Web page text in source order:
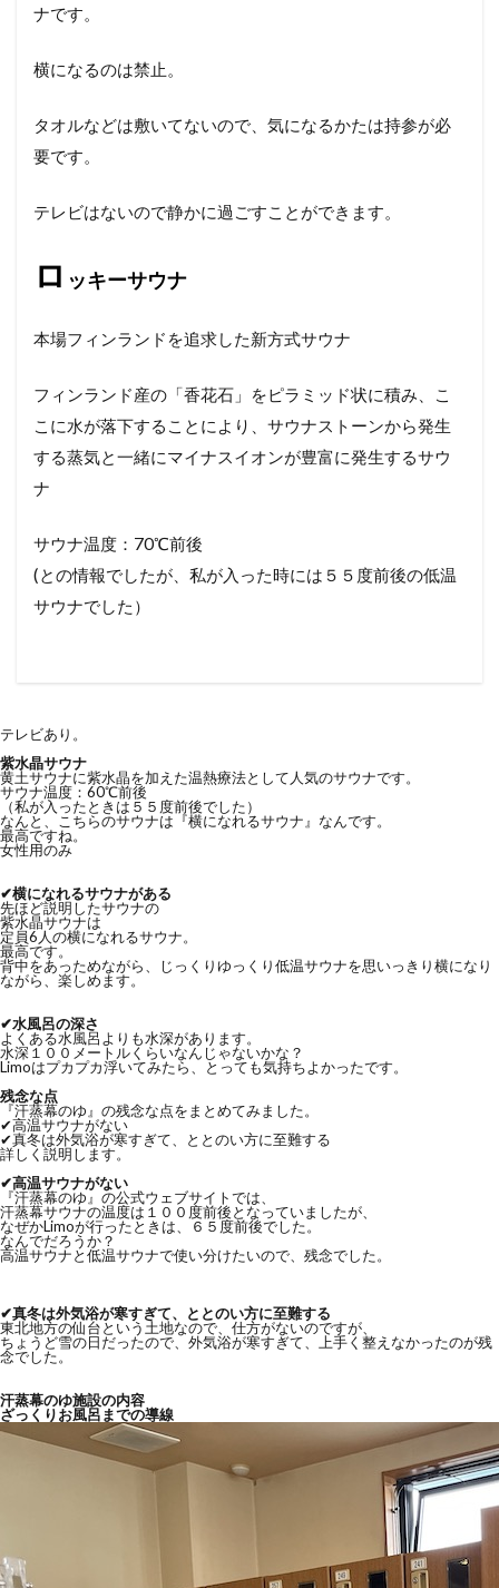
ナです。
横になるのは禁止。
タオルなどは敷いてないので、気になるかたは持参が必
要です。
テレビはないので静かに過ごすことができます。
ロ ッキーサウナ
本場フィンランドを追求した新方式サウナ
フィンランド産の「香花石」をピラミッド状に積み、こ
こに水が落下することにより、サウナストーンから発生
する蒸気と一緒にマイナスイオンが豊富に発生するサウ
ナ
サウナ温度：70℃前後
(との情報でしたが、私が入った時には５５度前後の低温
サウナでした）
テレビあり。
紫水晶サウナ
黄土サウナに紫水晶を加えた温熱療法として人気のサウナです。
サウナ温度：60℃前後
（私が入ったときは５５度前後でした）
なんと、こちらのサウナは『横になれるサウナ』なんです。
最高ですね。
女性用のみ
✔︎横になれるサウナがある
先ほど説明したサウナの
紫水晶サウナは
定員6人の横になれるサウナ。
最高です。
背中をあっためながら、じっくりゆっくり低温サウナを思いっきり横になり
ながら、楽しめます。
✔︎水風呂の深さ
よくある水風呂よりも水深があります。
水深１００メートルくらいなんじゃないかな？
Limoはプカプカ浮いてみたら、とっても気持ちよかったです。
残念な点
『汗蒸幕のゆ』の残念な点をまとめてみました。
✔︎高温サウナがない
✔︎真冬は外気浴が寒すぎて、ととのい方に至難する
詳しく説明します。
✔︎高温サウナがない
『汗蒸幕のゆ』の公式ウェブサイトでは、
汗蒸幕サウナの温度は１００度前後となっていましたが、
なぜかLimoが行ったときは、６５度前後でした。
なんでだろうか？
高温サウナと低温サウナで使い分けたいので、残念でした。
✔︎真冬は外気浴が寒すぎて、ととのい方に至難する
東北地方の仙台という土地なので、仕方がないのですが、
ちょうど雪の日だったので、外気浴が寒すぎて、上手く整えなかったのが残
念でした。
汗蒸幕のゆ施設の内容
ざっくりお風呂までの導線